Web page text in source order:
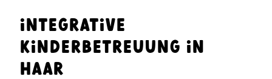
INTEGRATIVE
KINDERBETREUUNG IN
HAAR